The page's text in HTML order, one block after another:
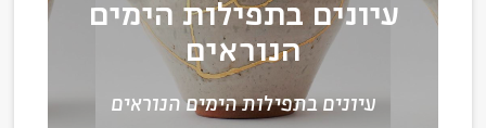
עיונים בתפילות הימים
הנוראים
עיונים בתפילות הימים הנוראים